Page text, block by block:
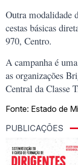
Outra modalidade
cestas básicas
970, Centro.
A campanha é
as organizações
Central da Classe
Fonte: Estado de
PUBLICAÇÕES